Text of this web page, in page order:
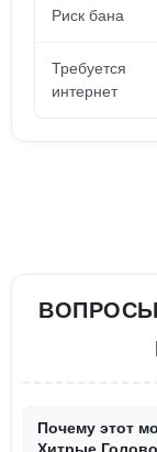
Риск бана
Требуется
интернет
ВОПРОСЫ
Почему этот